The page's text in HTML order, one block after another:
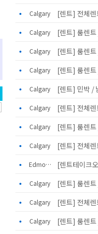
• Calgary [렌트] 전체
• Calgary
• Calgary [렌트] 룸렌
• Calgary [렌트] 룸렌
• Calgary
• Calgary [렌트] 전체
• Calgary [렌트] 룸렌
• Calgary
• Edmonton
• Calgary
• Calgary [렌트] 전체
• Calgary [렌트] 룸렌